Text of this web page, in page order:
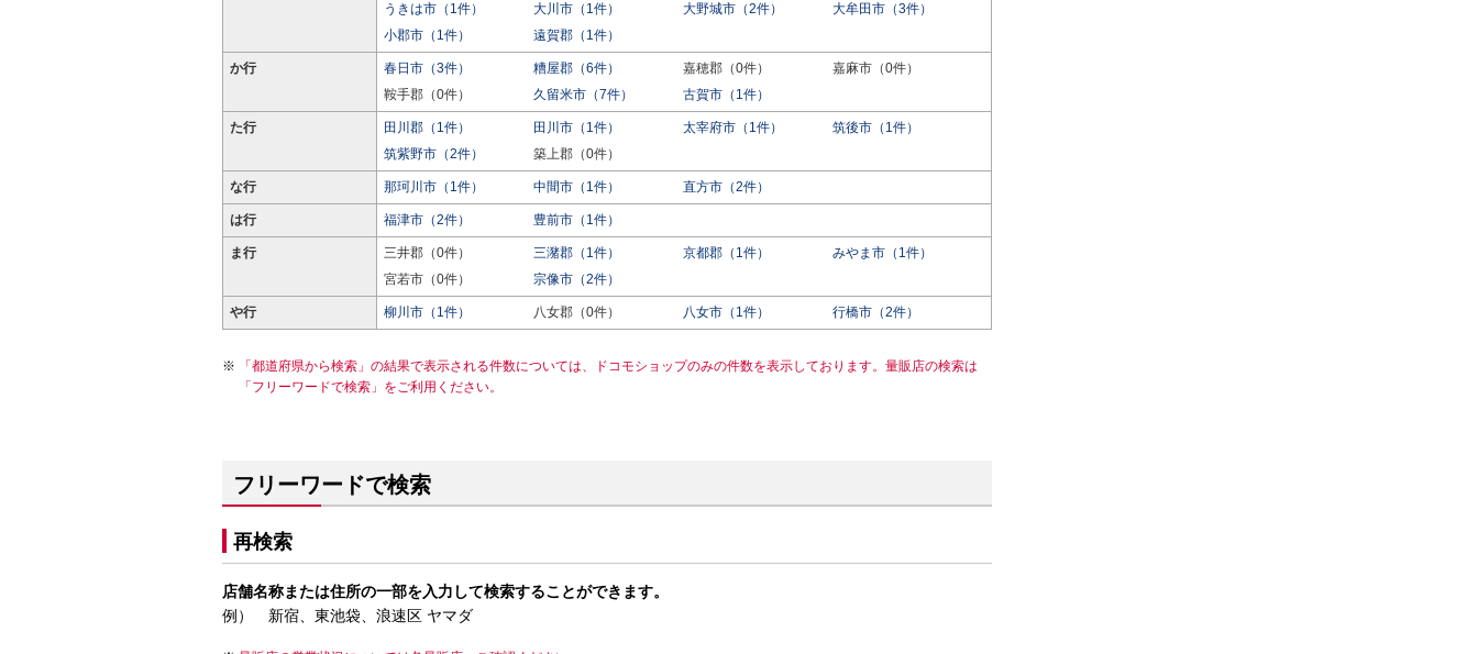
うきは市（1件）
大川市（1件） 大野城市（2件）
大牟田市（3件）
小郡市（1件）
遠賀郡（1件）
か行 春日市（3件） 糟屋郡（6件） 嘉穂郡（0件）
嘉麻市（0件）
鞍手郡（0件）
久留米市（7件） 古賀市（1件）
た行 田川郡（1件） 田川市（1件） 太宰府市（1件）
筑後市（1件）
筑紫野市（2件）
築上郡（0件）
な行 那珂川市（1件） 中間市（1件） 直方市（2件）
は行 福津市（2件） 豊前市（1件）
ま行 三井郡（0件） 三潴郡（1件） 京都郡（1件）
みやま市（1件）
宮若市（0件）
宗像市（2件）
や行 柳川市（1件） 八女郡（0件） 八女市（1件） 行橋市（2件）
「都道府県から検索」の結果で表示される件数については、ドコモショップのみの件数を表示しております。量販店の検索は
「フリーワードで検索」をご利用ください。
フリーワードで検索
再検索
店舗名称または住所の一部を入力して検索することができます。
例） 新宿、東池袋、浪速区 ヤマダ